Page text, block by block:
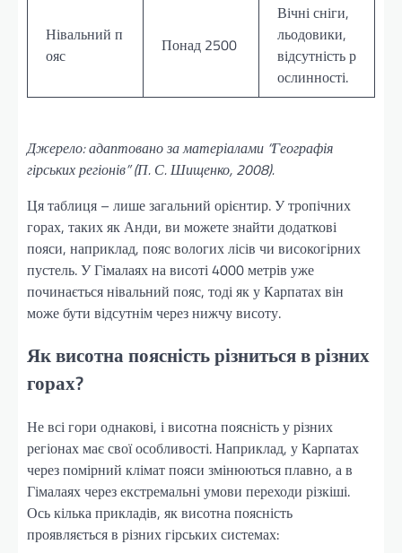
Нівальний п
ояс
Понад 2500
Вічні сніги,
льодовики,
відсутність р
ослинності.
Джерело: адаптовано за матеріалами “Географія
гірських регіонів” (П. С. Шищенко, 2008).
Ця таблиця – лише загальний орієнтир. У тропічних
горах, таких як Анди, ви можете знайти додаткові
пояси, наприклад, пояс вологих лісів чи високогірних
пустель. У Гімалаях на висоті 4000 метрів уже
починається нівальний пояс, тоді як у Карпатах він
може бути відсутнім через нижчу висоту.
Як висотна поясність різниться в різних
горах?
Не всі гори однакові, і висотна поясність у різних
регіонах має свої особливості. Наприклад, у Карпатах
через помірний клімат пояси змінюються плавно, а в
Гімалаях через екстремальні умови переходи різкіші.
Ось кілька прикладів, як висотна поясність
проявляється в різних гірських системах: